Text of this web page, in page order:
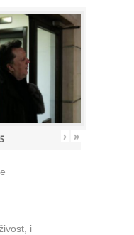
› »
i